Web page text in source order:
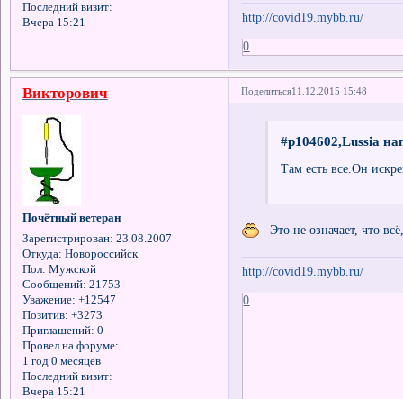
Последний визит:
Вчера 15:21
http://covid19.mybb.ru/
0
Поделиться11.12.2015 15:48
Викторович
Почётный ветеран
Зарегистрирован: 23.08.2007
Откуда: Новороссийск
Пол: Мужской
Сообщений: 21753
Уважение: +12547
Позитив: +3273
Приглашений: 0
Провел на форуме:
1 год 0 месяцев
Последний визит:
Вчера 15:21
#p104602,Lussia
Там есть все.Он
Это не означает, что
http://covid19.mybb.ru/
0